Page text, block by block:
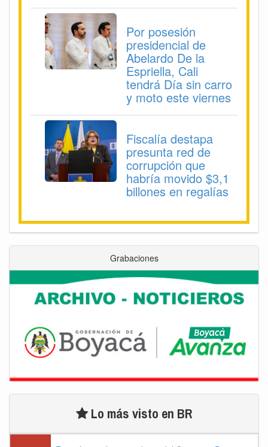
Por posesión
presidencial de
Abelardo De la
Espriella, Cali
tendrá Día sin carro
y moto este viernes
Fiscalía destapa
presunta red de
corrupción que
habría movido $3,1
billones en regalías
Grabaciones
Lo más visto en BR